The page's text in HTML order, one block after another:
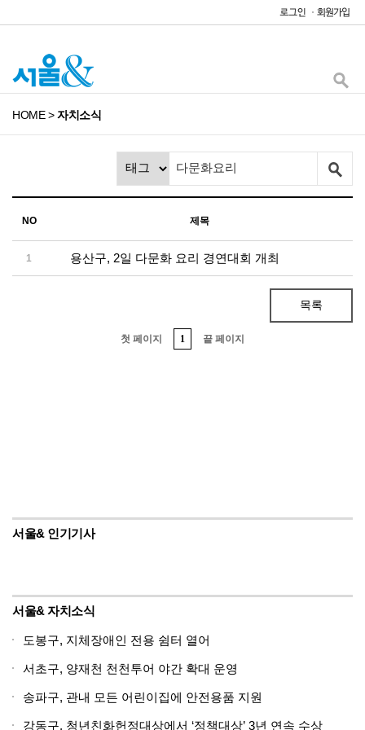
HOME>자치소식
NO 제목
1 용산구, 2일 다문화 요리 경연대회 개최
목록
첫 페이지 1 끝 페이지
서울& 인기기사
서울& 자치소식
도봉구, 지체장애인 전용 쉼터 열어
서초구, 양재천 천천투어 야간 확대 운영
송파구, 관내 모든 어린이집에 안전용품 지원
강동구, 청년친화헌정대상에서 ‘정책대상’ 3년 연속 수상